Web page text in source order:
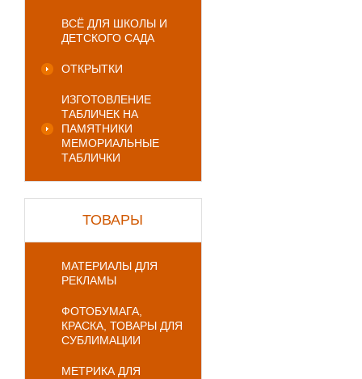
ВСЁ ДЛЯ ШКОЛЫ И
ДЕТСКОГО САДА
ОТКРЫТКИ
ИЗГОТОВЛЕНИЕ
ТАБЛИЧЕК НА
ПАМЯТНИКИ
МЕМОРИАЛЬНЫЕ
ТАБЛИЧКИ
ТОВАРЫ
МАТЕРИАЛЫ ДЛЯ
РЕКЛАМЫ
ФОТОБУМАГА,
КРАСКА, ТОВАРЫ ДЛЯ
СУБЛИМАЦИИ
МЕТРИКА ДЛЯ